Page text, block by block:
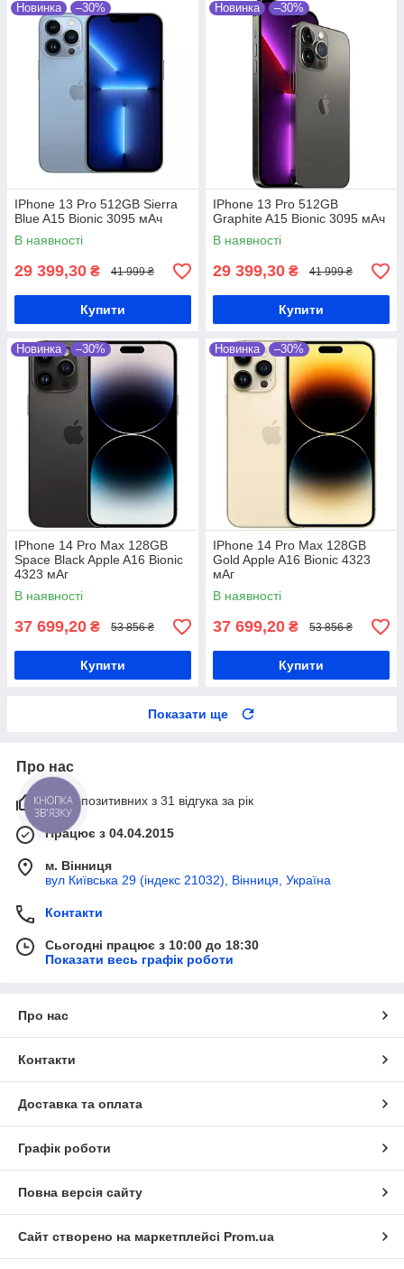
Новинка –30%
IPhone 13 Pro 512GB Sierra
Blue A15 Bionic 3095 мАч
В наявності
29 399,30 ₴ 41 999 ₴
Купити
Новинка –30%
IPhone 13 Pro 512GB
Graphite A15 Bionic 3095 мАч
В наявності
29 399,30 ₴ 41 999 ₴
Купити
Новинка –30%
IPhone 14 Pro Max 128GB
Space Black Apple A16 Bionic
4323 мАг
В наявності
37 699,20 ₴ 53 856 ₴
Купити
Новинка –30%
IPhone 14 Pro Max 128GB
Gold Apple A16 Bionic 4323
мАг
В наявності
37 699,20 ₴ 53 856 ₴
Купити
Показати ще
Про нас
100% позитивних з 31 відгука за рік
Працює з 04.04.2015
м. Вінниця
вул Київська 29 (індекс 21032), Вінниця, Україна
Контакти
Сьогодні працює з 10:00 до 18:30
Показати весь графік роботи
Про нас
Контакти
Доставка та оплата
Графік роботи
Повна версія сайту
Сайт створено на маркетплейсі Prom.ua